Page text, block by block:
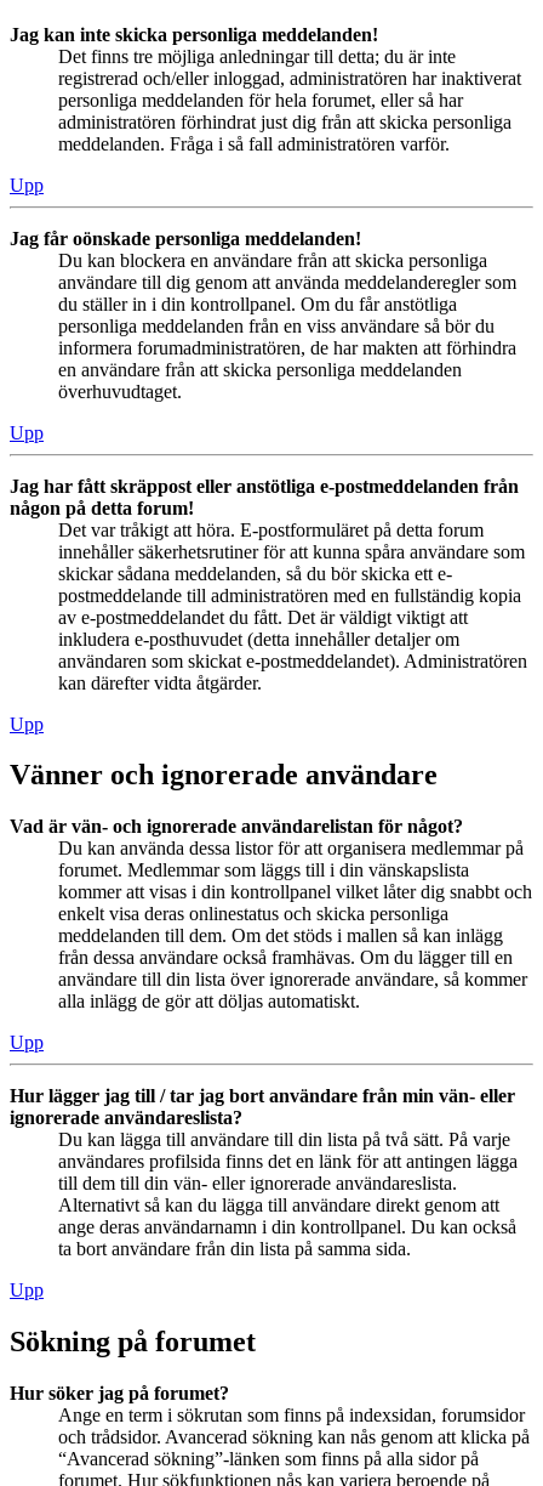
Jag kan inte skicka personliga meddelanden!
Det finns tre möjliga anledningar till detta; du är inte
registrerad och/eller inloggad, administratören har inaktiverat
personliga meddelanden för hela forumet, eller så har
administratören förhindrat just dig från att skicka personliga
meddelanden. Fråga i så fall administratören varför.
Upp
Jag får oönskade personliga meddelanden!
Du kan blockera en användare från att skicka personliga
användare till dig genom att använda meddelanderegler som
du ställer in i din kontrollpanel. Om du får anstötliga
personliga meddelanden från en viss användare så bör du
informera forumadministratören, de har makten att förhindra
en användare från att skicka personliga meddelanden
överhuvudtaget.
Upp
Jag har fått skräppost eller anstötliga e-postmeddelanden från
någon på detta forum!
Det var tråkigt att höra. E-postformuläret på detta forum
innehåller säkerhetsrutiner för att kunna spåra användare som
skickar sådana meddelanden, så du bör skicka ett e-
postmeddelande till administratören med en fullständig kopia
av e-postmeddelandet du fått. Det är väldigt viktigt att
inkludera e-posthuvudet (detta innehåller detaljer om
användaren som skickat e-postmeddelandet). Administratören
kan därefter vidta åtgärder.
Upp
Vänner och ignorerade användare
Vad är vän- och ignorerade användarelistan för något?
Du kan använda dessa listor för att organisera medlemmar på
forumet. Medlemmar som läggs till i din vänskapslista
kommer att visas i din kontrollpanel vilket låter dig snabbt och
enkelt visa deras onlinestatus och skicka personliga
meddelanden till dem. Om det stöds i mallen så kan inlägg
från dessa användare också framhävas. Om du lägger till en
användare till din lista över ignorerade användare, så kommer
alla inlägg de gör att döljas automatiskt.
Upp
Hur lägger jag till / tar jag bort användare från min vän- eller
ignorerade användareslista?
Du kan lägga till användare till din lista på två sätt. På varje
användares profilsida finns det en länk för att antingen lägga
till dem till din vän- eller ignorerade användareslista.
Alternativt så kan du lägga till användare direkt genom att
ange deras användarnamn i din kontrollpanel. Du kan också
ta bort användare från din lista på samma sida.
Upp
Sökning på forumet
Hur söker jag på forumet?
Ange en term i sökrutan som finns på indexsidan, forumsidor
och trådsidor. Avancerad sökning kan nås genom att klicka på
“Avancerad sökning”-länken som finns på alla sidor på
forumet. Hur sökfunktionen nås kan variera beroende på